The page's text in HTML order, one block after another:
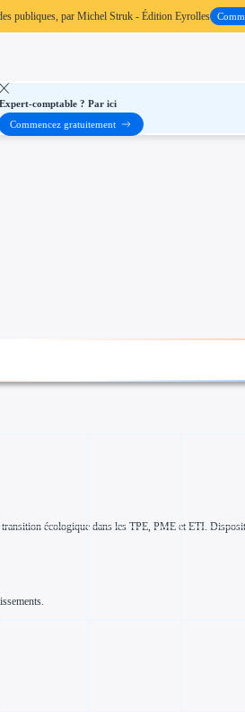
publiques, par Michel Struk - Édition Eyrolles
Expert-comptable ? Par ici
Commencez gratuitement
écologique dans les TPE, PME et ETI.